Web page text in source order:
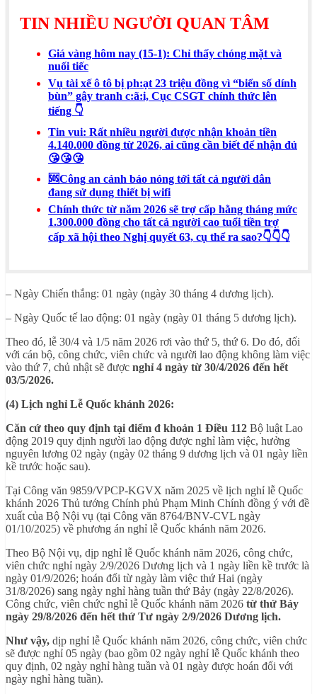
TIN NHIỀU NGƯỜI QUAN TÂM
Giá vàng hôm nay (15-1): Chỉ thấy chóng mặt và
nuối tiếc
Vụ tài xế ô tô bị ph:ạt 23 triệu đồng vì “biển số dính
bùn” gây tranh c:ã:i, Cục CSGT chính thức lên
tiếng 👇
Tin vui: Rất nhiều người được nhận khoản tiền
4.140.000 đồng từ 2026, ai cũng cần biết để nhận đủ
😘😘😘
🆘Công an cảnh báo nóng tới tất cả người dân
đang sử dụng thiết bị wifi
Chính thức từ năm 2026 sẽ trợ cấp hằng tháng mức
1.300.000 đồng cho tất cả người cao tuổi tiền trợ
cấp xã hội theo Nghị quyết 63, cụ thể ra sao?👇👇👇
– Ngày Chiến thắng: 01 ngày (ngày 30 tháng 4 dương lịch).
– Ngày Quốc tế lao động: 01 ngày (ngày 01 tháng 5 dương lịch).
Theo đó, lễ 30/4 và 1/5 năm 2026 rơi vào thứ 5, thứ 6. Do đó, đối
với cán bộ, công chức, viên chức và người lao động không làm việc
vào thứ 7, chủ nhật sẽ được nghỉ 4 ngày từ 30/4/2026 đến hết
03/5/2026.
(4) Lịch nghỉ Lễ Quốc khánh 2026:
Căn cứ theo quy định tại điểm đ khoản 1 Điều 112 Bộ luật Lao
động 2019 quy định người lao động được nghỉ làm việc, hưởng
nguyên lương 02 ngày (ngày 02 tháng 9 dương lịch và 01 ngày liền
kề trước hoặc sau).
Tại Công văn 9859/VPCP-KGVX năm 2025 về lịch nghỉ lễ Quốc
khánh 2026 Thủ tướng Chính phủ Phạm Minh Chính đồng ý với đề
xuất của Bộ Nội vụ (tại Công văn 8764/BNV-CVL ngày
01/10/2025) về phương án nghỉ lễ Quốc khánh năm 2026.
Theo Bộ Nội vụ, dịp nghỉ lễ Quốc khánh năm 2026, công chức,
viên chức nghỉ ngày 2/9/2026 Dương lịch và 1 ngày liền kề trước là
ngày 01/9/2026; hoán đổi từ ngày làm việc thứ Hai (ngày
31/8/2026) sang ngày nghỉ hàng tuần thứ Bảy (ngày 22/8/2026).
Công chức, viên chức nghỉ lễ Quốc khánh năm 2026 từ thứ Bảy
ngày 29/8/2026 đến hết thứ Tư ngày 2/9/2026 Dương lịch.
Như vậy, dịp nghỉ lễ Quốc khánh năm 2026, công chức, viên chức
sẽ được nghỉ 05 ngày (bao gồm 02 ngày nghỉ lễ Quốc khánh theo
quy định, 02 ngày nghỉ hàng tuần và 01 ngày được hoán đổi với
ngày nghỉ hàng tuần).